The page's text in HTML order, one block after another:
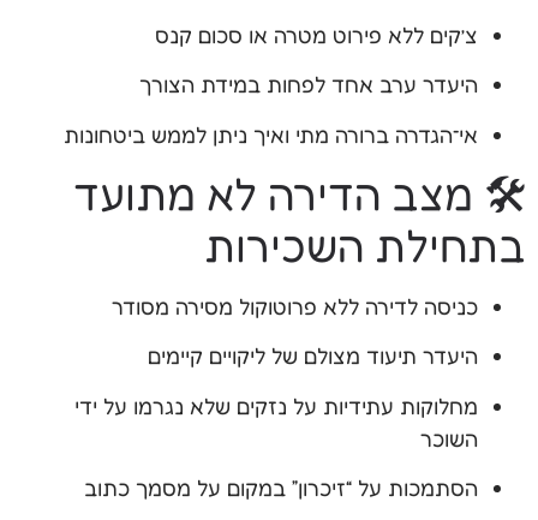
צ’קים ללא פירוט מטרה או סכום קנס
היעדר ערב אחד לפחות במידת הצורך
אי־הגדרה ברורה מתי ואיך ניתן לממש ביטחונות
🛠️ מצב הדירה לא מתועד
בתחילת השכירות
כניסה לדירה ללא פרוטוקול מסירה מסודר
היעדר תיעוד מצולם של ליקויים קיימים
מחלוקות עתידיות על נזקים שלא נגרמו על ידי
השוכר
הסתמכות על “זיכרון” במקום על מסמך כתוב